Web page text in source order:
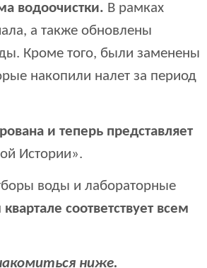
водоочистки. В рамках
а также обновлены
Кроме того, были заменены
накопили налет за период
и теперь представляет
Истории».
воды и лабораторные
соответствует всем
ниже.